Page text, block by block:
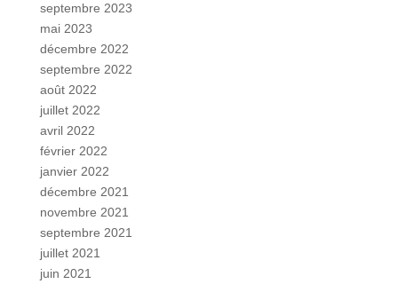
septembre 2023
mai 2023
décembre 2022
septembre 2022
août 2022
juillet 2022
avril 2022
février 2022
janvier 2022
décembre 2021
novembre 2021
septembre 2021
juillet 2021
juin 2021